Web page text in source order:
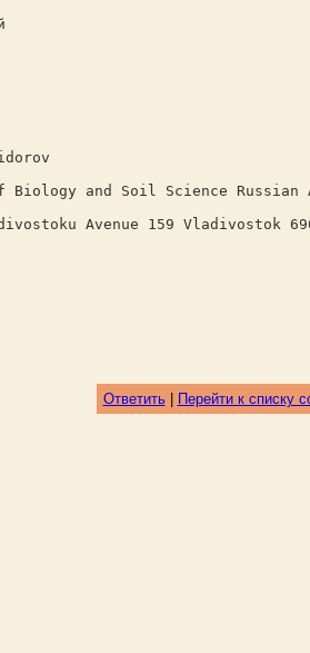
and Soil Science Russian
Avenue 159 Vladivostok
Ответить| Перейти к списку